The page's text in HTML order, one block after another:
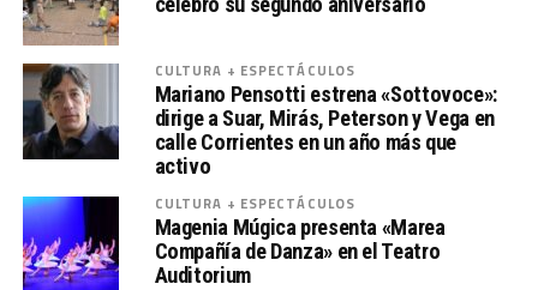
CULTURA + ESPECTÁCULOS
Mariano Pensotti estrena «Sottovoce»:
dirige a Suar, Mirás, Peterson y Vega en
calle Corrientes en un año más que
activo
CULTURA + ESPECTÁCULOS
Magenia Múgica presenta «Marea
Compañía de Danza» en el Teatro
Auditorium